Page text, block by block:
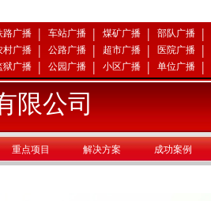
路广播 | 车站广播 | 煤矿广播 | 部队广播 |
村广播 | 公路广播 | 超市广播 | 医院广播 |
狱广播 | 公园广播 | 小区广播 | 单位广播 |
限公司
重点项目 解决方案 成功案例